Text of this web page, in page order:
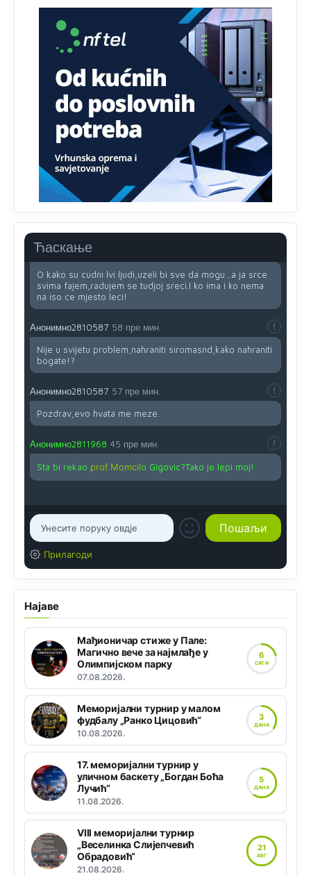
Ћаскање
Анонимно2810587 11:11
Evo dasak vijetra s Romanije,neko iz publike povika,ma
pusti ih ciganija...pocetkom ovog vjeka,neko rece za
Radovana i Ratka kaki su oni srbi...i poce dalje da
besjedi znam ja dobro sta je bilo u Ag-ci...
Анонимно2810587
11:13
Proguglajte
Анонимно2810587
O kako su cudni lvi ljudi,uzeli bi sve da mogu...a ja srce
svima fajem,radujem se tudjoj sreci.I ko ima i ko nema
na iso ce mjesto leci!
Анонимно2810587 58 пре мин.
Nije u svijetu problem,nahraniti siromasnd,kako nahraniti
bogate!?
Анонимно2810587 57 пре мин.
Pozdrav,evo hvata me meze.
Анонимно2811968 45 пре мин.
Sta bi rekao prof.Momcilo Gigovic?Tako je lepi moj!
Прилагоди
Најаве
Мађионичар стиже у Пале:
Магично вече за најмлађе у
Олимпијском парку
07.08.2026.
6
САТИ
Меморијални турнир у малом
фудбалу „Ранко Цицовић“
10.08.2026.
3
ДАНА
17. меморијални турнир у
уличном баскету „Богдан Боћа
Лучић“
11.08.2026.
5
ДАНА
VIII меморијални турнир
„Веселинка Слијепчевић
Обрадовић“
21.08.2026.
21
АВГ